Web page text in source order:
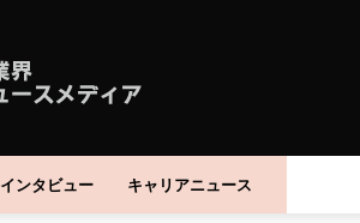
インタビュー キャリアニュース